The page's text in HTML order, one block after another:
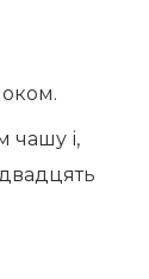
чашу і,